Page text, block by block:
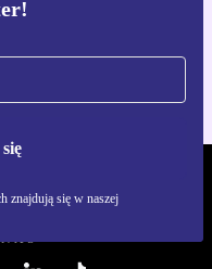
znajdują się w naszej
refurbed